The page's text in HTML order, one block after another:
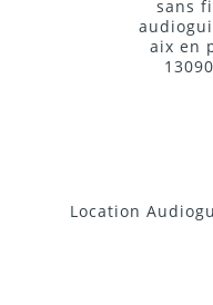
Location